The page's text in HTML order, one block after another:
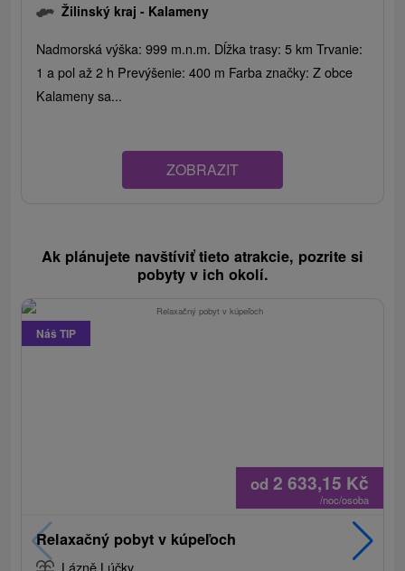
Žilinský kraj - Kalameny
Nadmorská výška: 999 m.n.m. Dĺžka trasy: 5 km Trvanie:
1 a pol až 2 h Prevýšenie: 400 m Farba značky: Z obce
Kalameny sa...
ZOBRAZIT
Ak plánujete navštíviť tieto atrakcie, pozrite si
pobyty v ich okolí.
Náš TIP
od 2 633,15 Kč
/noc/osoba
Relaxačný pobyt v kúpeľoch
Lázně Lúčky